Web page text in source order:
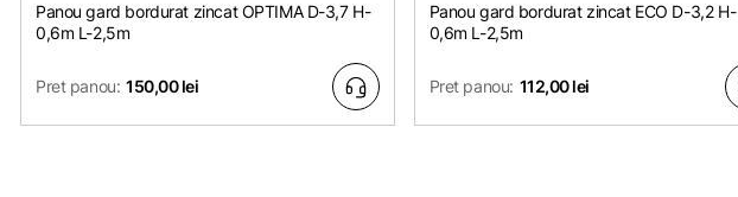
Panou gard bordurat zincat OPTIMA D-3,7 H-
0,6m L-2,5m
Pret panou: 150,00 lei
Panou gard bordurat zincat ЕСО D-3,2 H-
0,6m L-2,5m
Pret panou: 112,00 lei